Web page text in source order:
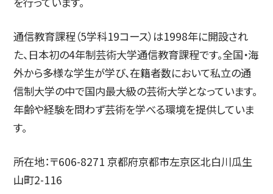
通信教育課程（5学科19コース）は1998年に開設され
た、日本初の4年制芸術大学通信教育課程です。全国・海
外から多様な学生が学び、在籍者数において私立の通
信制大学の中で国内最大級の芸術大学となっています。
年齢や経験を問わず芸術を学べる環境を提供していま
す。
所在地：〒606-8271 京都府京都市左京区北白川瓜生
山町2-116